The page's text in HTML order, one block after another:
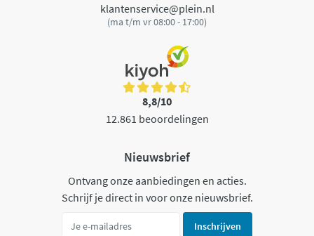
klantenservice@plein.nl
(ma t/m vr 08:00 - 17:00)
8,8/10
12.861 beoordelingen
Nieuwsbrief
Ontvang onze aanbiedingen en acties.
Schrijf je direct in voor onze nieuwsbrief.
Inschrijven